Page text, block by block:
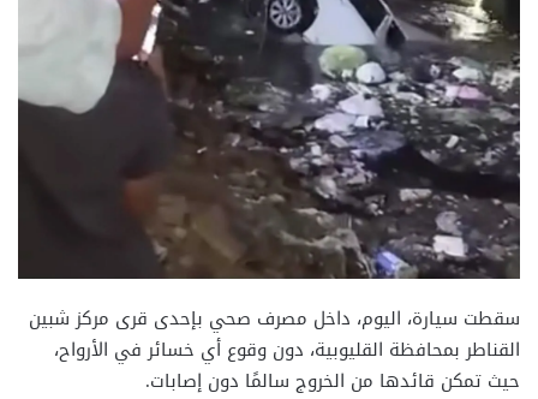
سقطت سيارة، اليوم، داخل مصرف صحي بإحدى قرى مركز شبين
القناطر بمحافظة القليوبية، دون وقوع أي خسائر في الأرواح،
حيث تمكن قائدها من الخروج سالمًا دون إصابات.